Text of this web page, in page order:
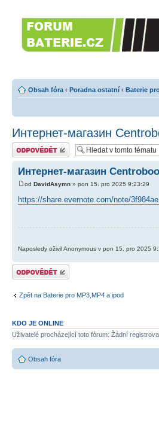
Obsah fóra ‹ Poradna ostatní ‹ Baterie
Интернет-магазин
Odeslat odpověď
Интернет-магазин
od DavidAsymn » pon 15. pro 2025 9:23:29
https://share.evernote.com/note/
Naposledy oživil Anonymous v pon 15. pro 2025
Odeslat odpověď
Zpět na Baterie pro MP3,MP4 a ipod
KDO JE ONLINE
Uživatelé procházející toto fórum: Žádní
Obsah fóra